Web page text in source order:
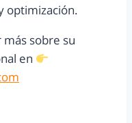
optimización.
más sobre su
en